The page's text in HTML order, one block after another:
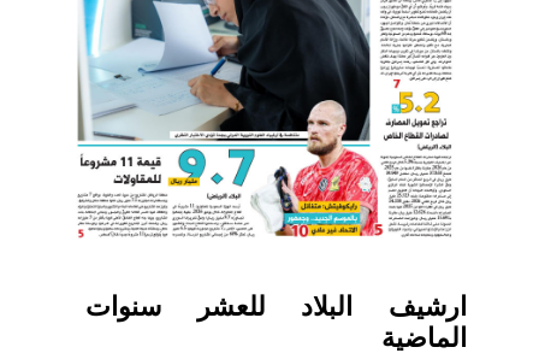
ارشيف البلاد للعشر سنوات
الماضية